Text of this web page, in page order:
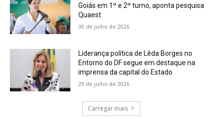
Goiás em 1º e 2º turno, aponta pesquisa
Quaest
30 de julho de 2026
Liderança política de Lêda Borges no
Entorno do DF segue em destaque na
imprensa da capital do Estado
29 de julho de 2026
Carregar mais